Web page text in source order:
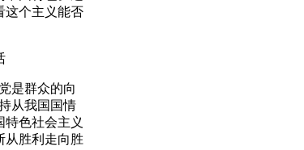
这个主义能否
是群众的向
从我国国情
色社会主义
从胜利走向胜